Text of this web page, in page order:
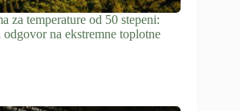
za temperature od 50 stepeni:
na ekstremne toplotne